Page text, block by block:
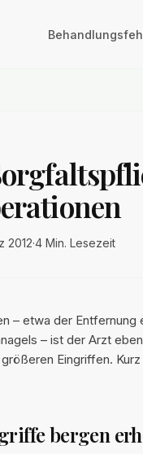
2012·4 Min. Lesezeit
– etwa der
– ist der Arzt
Eingriffen.
bergen